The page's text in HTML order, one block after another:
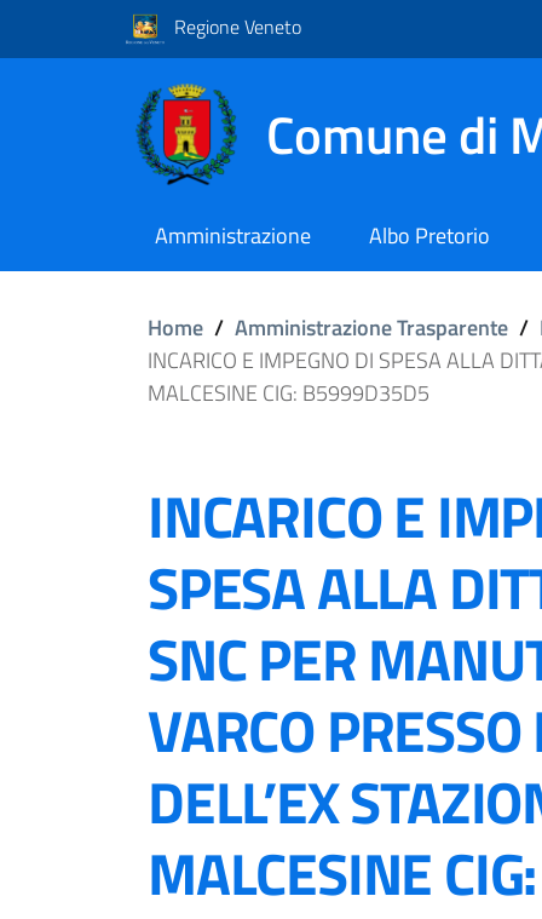
Regione Veneto
Comune di
Amministrazione Albo Pretorio
Home / Amministrazione Trasparente /
INCARICO E IMPEGNO DI SPESA ALLA
MALCESINE CIG: B5999D35D5
INCARICO E
SPESA ALLA
SNC PER
VARCO
DELL’EX
MALCESINE